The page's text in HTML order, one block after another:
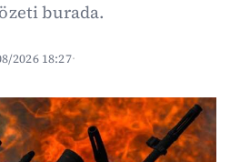
burada.
2026 18:27·